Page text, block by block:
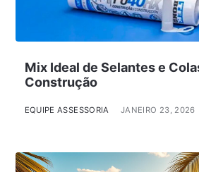
Mix Ideal de Selantes e
Construção
EQUIPE ASSESSORIA JANEIRO 23, 2026